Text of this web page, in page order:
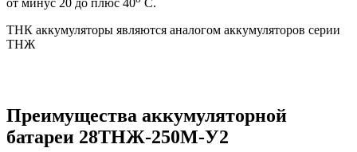
от минус 20 до плюс 40
С.
ТНК аккумуляторы являются аналогом аккумуляторов серии
ТНЖ
Преимущества аккумуляторной
батареи 28ТНЖ-250М-У2